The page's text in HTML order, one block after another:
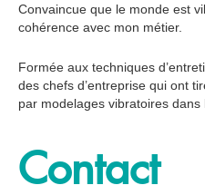
Convaincue que le monde est
cohérence avec mon métier.
Formée aux techniques
des chefs d’entreprise qui ont
par modelages vibratoires
Contact